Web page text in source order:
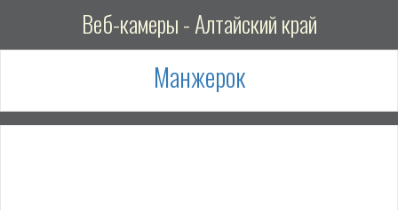
Веб-камеры - Алтайский край
Манжерок